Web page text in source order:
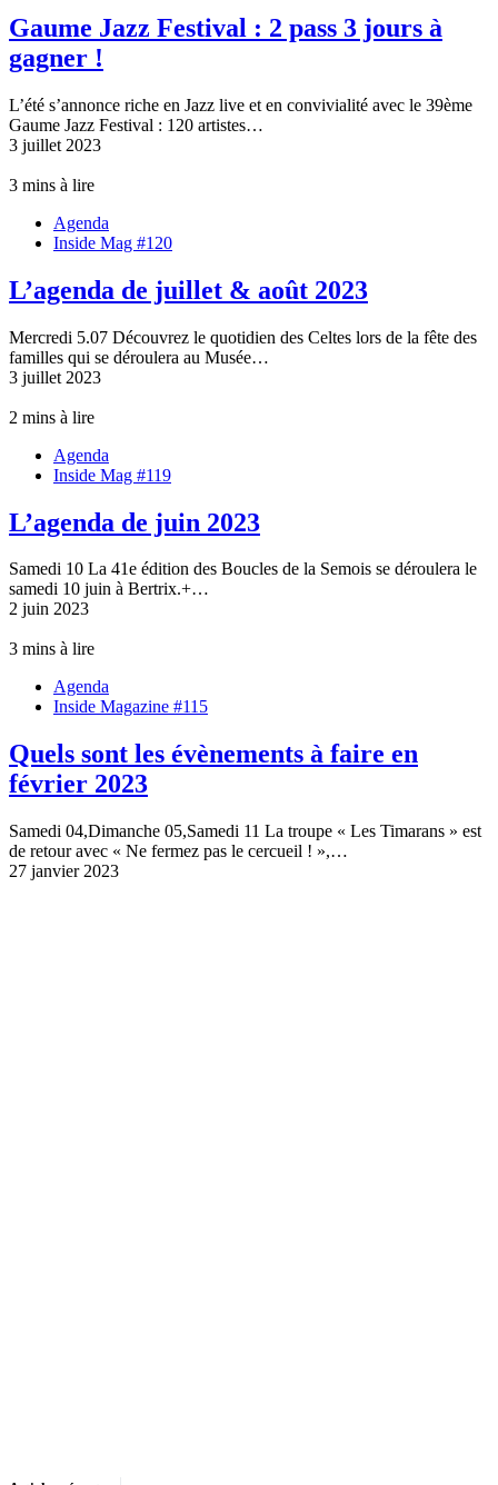
Gaume Jazz Festival : 2 pass 3 jours à
gagner !
L’été s’annonce riche en Jazz live et en convivialité avec le 39ème
Gaume Jazz Festival : 120 artistes…
3 juillet 2023
3 mins à lire
Agenda
Inside Mag #120
L’agenda de juillet & août 2023
Mercredi 5.07 Découvrez le quotidien des Celtes lors de la fête des
familles qui se déroulera au Musée…
3 juillet 2023
2 mins à lire
Agenda
Inside Mag #119
L’agenda de juin 2023
Samedi 10 La 41e édition des Boucles de la Semois se déroulera le
samedi 10 juin à Bertrix.+…
2 juin 2023
3 mins à lire
Agenda
Inside Magazine #115
Quels sont les évènements à faire en
février 2023
Samedi 04,Dimanche 05,Samedi 11 La troupe « Les Timarans » est
de retour avec « Ne fermez pas le cercueil ! »,…
27 janvier 2023